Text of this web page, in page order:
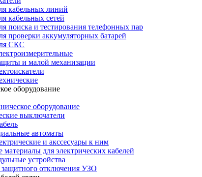
кабельных линий
кабельных сетей
поиска и тестирования телефонных пар
проверки аккумуляторных батарей
СКС
и малой механизации
оборудование
оборудование
выключатели
автоматы
и акссесуары к ним
для электрических кабелей
устройства
защитного отключения УЗО